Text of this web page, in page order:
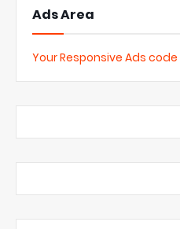
Ads Area
Your Responsive Ads